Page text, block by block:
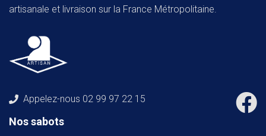
artisanale et livraison sur la France Métropolitaine.
Appelez-nous 02 99 97 22 15
Nos sabots